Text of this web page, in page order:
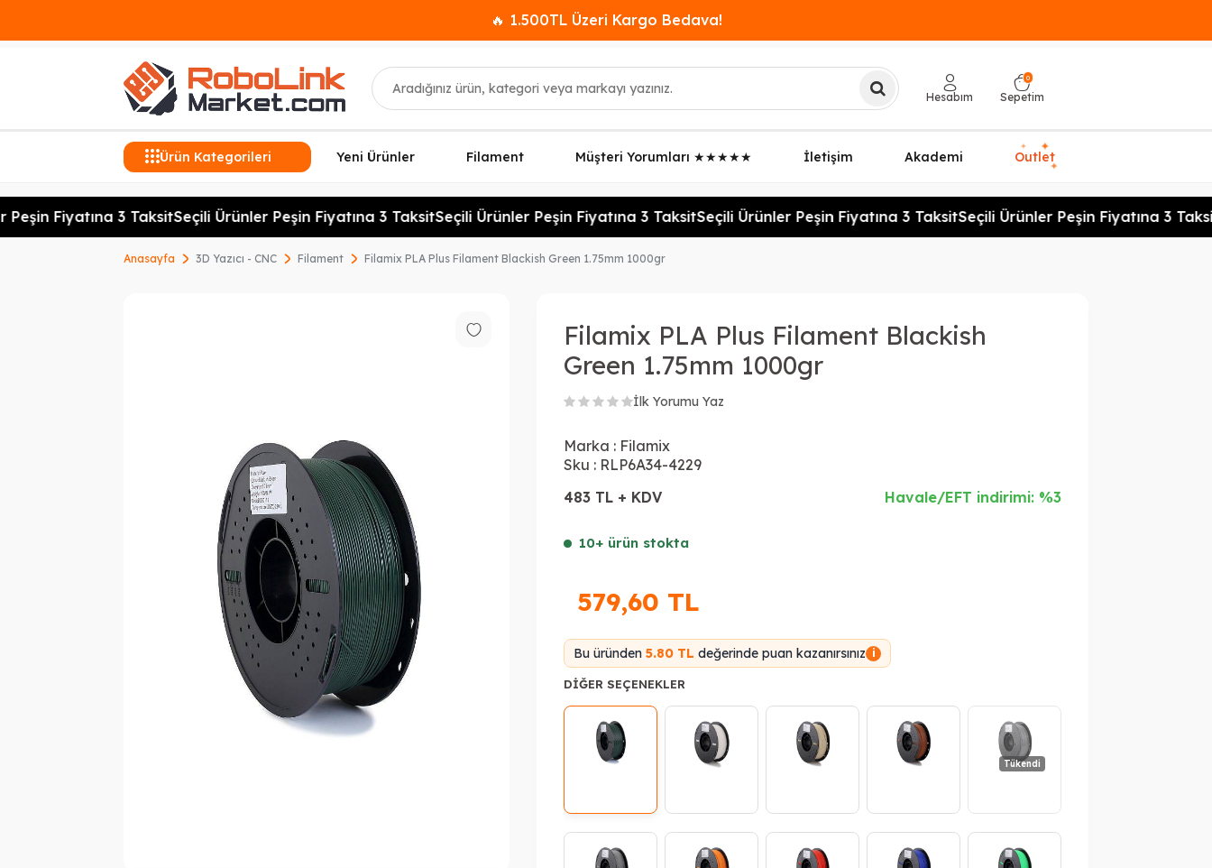
🔥 1.500TL Üzeri Kargo Bedava!
Ara
Hesabım
0
Sepetim
Ürün Kategorileri Yeni Ürünler Filament Müşteri Yorumları ★★★★★ İletişim Akademi Outlet
✦ ✦
✦
Fiyatına 3 TaksitSeçili Ürünler Peşin Fiyatına 3 TaksitSeçili Ürünler Peşin Fiyatına 3 TaksitSeçili Ürünler Peşin Fiyatına 3 TaksitSeçili Ürünler Peşin Fiyatına 3 Taksit
Anasayfa 3D Yazıcı - CNC Filament Filamix PLA Plus Filament Blackish Green 1.75mm 1000gr
Filamix PLA Plus Filament Blackish
Green 1.75mm 1000gr
İlk Yorumu Yaz
Marka : Filamix
Sku : RLP6A34-4229
483 TL + KDV
Havale/EFT indirimi: %3
10+ ürün stokta
579,60 TL
Bu üründen5.80 TL değerinde puan kazanırsınız i
DIĞER SEÇENEKLER
Tükendi